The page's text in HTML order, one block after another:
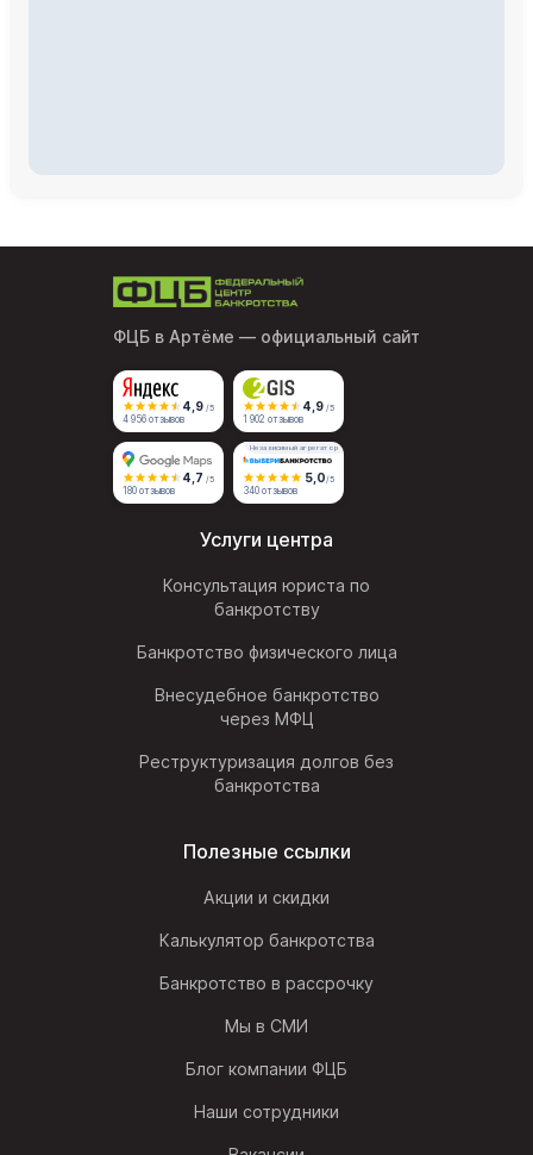
ФЦБ в Артёме — официальный сайт
4,9 /5
4 956 отзывов
4,9 /5
1 902 отзывов
4,7 /5
180 отзывов
Независимый агрегатор
5,0/5
340 отзывов
Услуги центра
Консультация юриста по
банкротству
Банкротство физического лица
Внесудебное банкротство
через МФЦ
Реструктуризация долгов без
банкротства
Полезные ссылки
Акции и скидки
Калькулятор банкротства
Банкротство в рассрочку
Мы в СМИ
Блог компании ФЦБ
Наши сотрудники